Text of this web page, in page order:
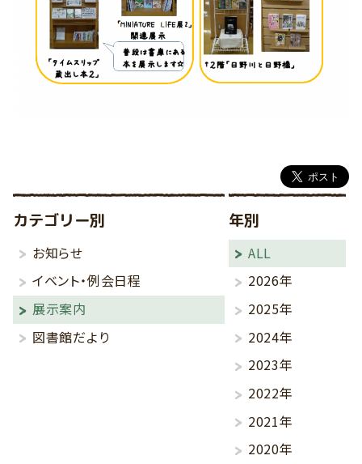
カテゴリー別
お知らせ
イベント・例会日程
展示案内
図書館だより
年別
ALL
2026年
2025年
2024年
2023年
2022年
2021年
2020年